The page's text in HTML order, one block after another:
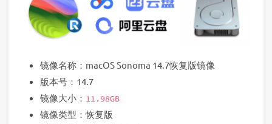
镜像名称：macOS Sonoma 14.7恢复版镜像
版本号：14.7
镜像大小： 11.98GB
镜像类型：恢复版